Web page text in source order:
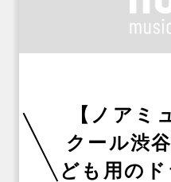
【ノアミ
クール渋
ども用のド